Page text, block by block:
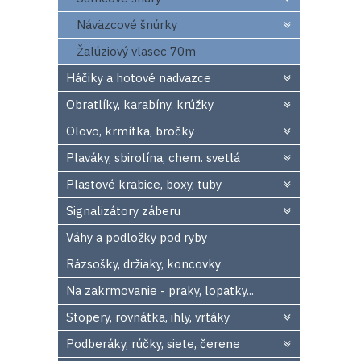
Náväzcové šnúrky
Žalúziový vlasec 70m
Háčiky a hotové nadvazce
Obratlíky, karabíny, krúžky
Olovo, krmítka, bročky
Plaváky, sbirolína, chem. svetlá
Plastové krabice, boxy, tuby
Signalizátory záberu
Váhy a podložky pod ryby
Rázsošky, držiaky, koncovky
Na zakrmovanie - praky, lopatky...
Stopery, rovnátka, ihly, vrtáky
Podberáky, rúčky, siete, čerene